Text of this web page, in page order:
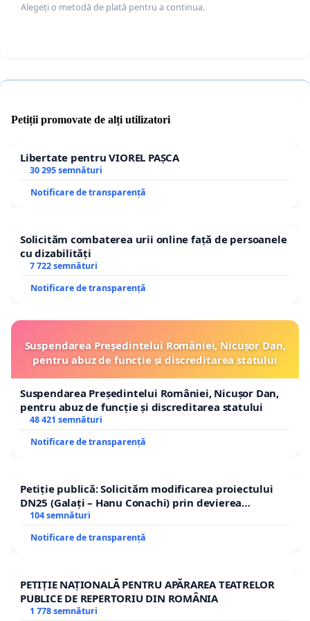
Local Brașov: Hanul de la Pietrele lui Solomon trebuie
Alegeți o metodă de plată pentru a continua.
Petiții promovate de alți utilizatori
Libertate pentru VIOREL PAȘCA
30 295 semnături
Notificare de transparență
Solicităm combaterea urii online față de persoanele
cu dizabilități
7 722 semnături
Notificare de transparență
Suspendarea Președintelui României, Nicușor Dan,
pentru abuz de funcție și discreditarea statului
Suspendarea Președintelui României, Nicușor Dan,
pentru abuz de funcție și discreditarea statului
48 421 semnături
Notificare de transparență
Petiție publică: Solicităm modificarea proiectului
DN25 (Galați – Hanu Conachi) prin devierea
traseului în afara localităților!
104 semnături
Notificare de transparență
PETIȚIE NAȚIONALĂ PENTRU APĂRAREA TEATRELOR
PUBLICE DE REPERTORIU DIN ROMÂNIA
1 778 semnături